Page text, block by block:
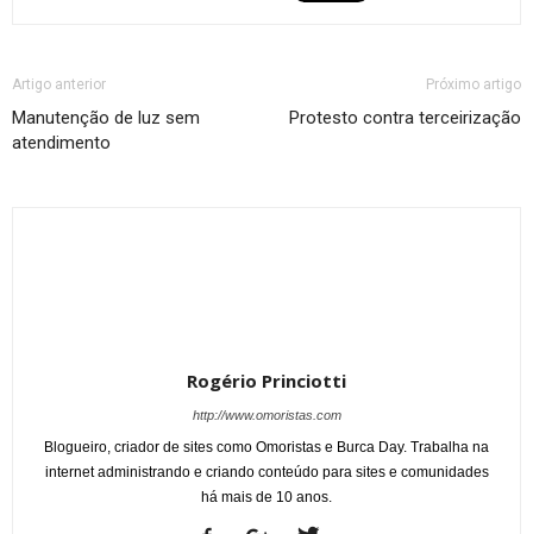
Artigo anterior
Manutenção de luz sem
atendimento
Próximo artigo
Protesto contra terceirização
Rogério Princiotti
http://www.omoristas.com
Blogueiro, criador de sites como Omoristas e Burca Day. Trabalha na
internet administrando e criando conteúdo para sites e comunidades
há mais de 10 anos.